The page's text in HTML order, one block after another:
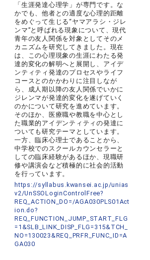
「生涯発達心理学」が専門です。な
かでも、他者との適度な心理的距離
をめぐって生じる“ヤマアラシ・ジレ
ンマ”と呼ばれる現象について、現代
青年の友人関係を対象としてそのメ
カニズムを研究してきました。現在
は、この心理現象の生涯にわたる発
達的変化の解明へと展開し、アイデ
ンティティ発達のプロセスやライフ
コースとのかかわりに注目しなが
ら、成人期以降の友人関係でいかに
ジレンマが発達的変化を遂げていく
のかについて研究を進めています。
そのほか、医療職や教職を中心とし
た職業的アイデンティティの発達に
ついても研究テーマとしています。
一方、臨床心理士であることから、
中学校でのスクールカウンセラーと
しての臨床経験があるほか、現職研
修や講演会など積極的に社会的活動
を行っています。
https://syllabus.kwansei.ac.jp/unias
v2/UnSSOLoginControlFree?
REQ_ACTION_DO=/AGA030PLS01Act
ion.do?
REQ_FUNCTION_JUMP_START_FLG
=1&SLB_LINK_DISP_FLG=315&TCH_
NO=130023&REQ_PRFR_FUNC_ID=A
GA030